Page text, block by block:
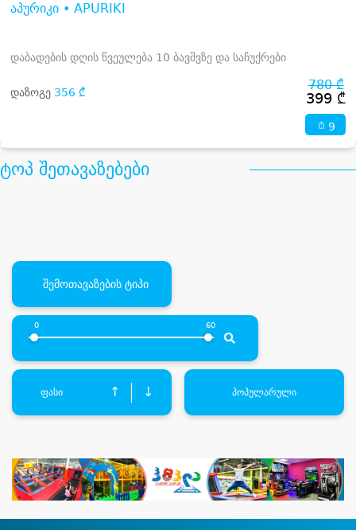
აპურიკი • APURIKI
დაბადების დღის წვეულება 10 ბავშვზე და საჩუქრები
დაზოგე 356 ₾ 780 ₾
399 ₾
9
ტოპ შეთავაზებები
შემოთავაზების ტიპი
0 60
ფასი ↑ ↓ პოპულარული